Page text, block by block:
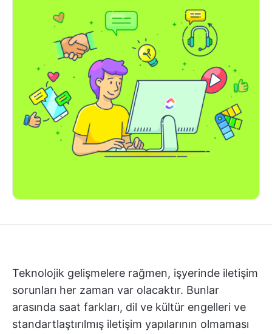
Teknolojik gelişmelere rağmen, işyerinde iletişim
sorunları her zaman var olacaktır. Bunlar
arasında saat farkları, dil ve kültür engelleri ve
standartlaştırılmış iletişim yapılarının olmaması